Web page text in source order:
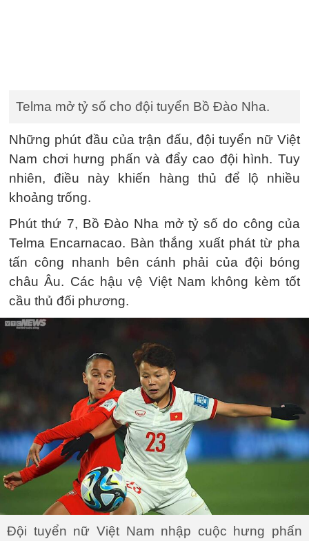
Telma mở tỷ số cho đội tuyển Bồ Đào Nha.
Những phút đầu của trận đấu, đội tuyển nữ Việt
Nam chơi hưng phấn và đẩy cao đội hình. Tuy
nhiên, điều này khiến hàng thủ để lộ nhiều
khoảng trống.
Phút thứ 7, Bồ Đào Nha mở tỷ số do công của
Telma Encarnacao. Bàn thắng xuất phát từ pha
tấn công nhanh bên cánh phải của đội bóng
châu Âu. Các hậu vệ Việt Nam không kèm tốt
cầu thủ đối phương.
Đội tuyển nữ Việt Nam nhập cuộc hưng phấn